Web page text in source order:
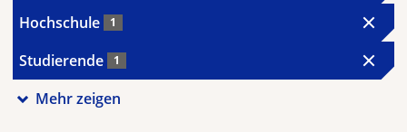
Hochschule 1
Studierende 1
Mehr zeigen